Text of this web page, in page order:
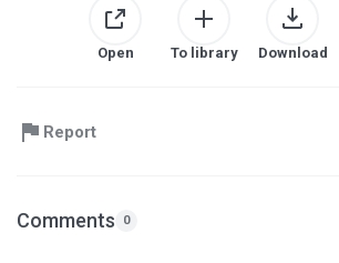
Open To library Download
Report
Comments 0